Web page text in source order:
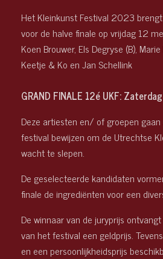
Het Kleinkunst Festival 2023
voor de halve finale op vrijdag 12
Koen Brouwer, Els Degryse (B),
Keetje & Ko en Jan Schellink
GRAND FINALE 12é UKF:
Deze artiesten en/ of groepen
festival bewijzen om de Utrechtse
wacht te slepen.
De geselecteerde kandidaten
finale de ingrediënten voor een
De winnaar van de juryprijs
van het festival een geldprijs.
en een persoonlijkheidsprijs